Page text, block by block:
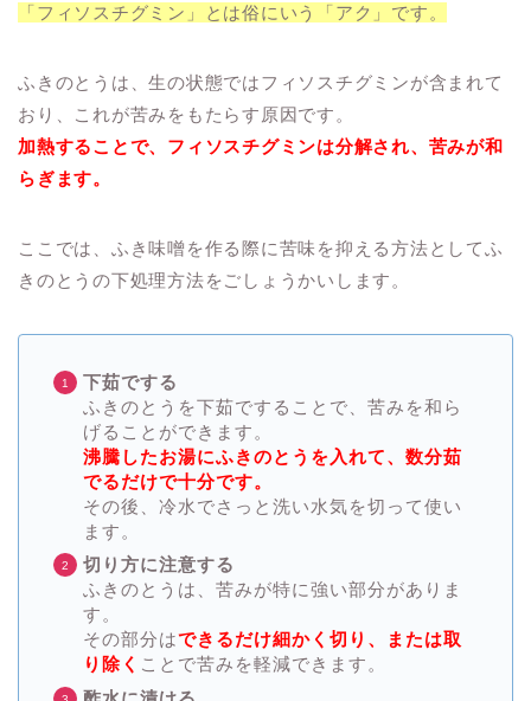
「フィソスチグミン」とは俗にいう「アク」です。
ふきのとうは、生の状態ではフィソスチグミンが含まれて
おり、これが苦みをもたらす原因です。
加熱することで、フィソスチグミンは分解され、苦みが和
らぎます。
ここでは、ふき味噌を作る際に苦味を抑える方法としてふ
きのとうの下処理方法をごしょうかいします。
下茹でする
ふきのとうを下茹ですることで、苦みを和ら
げることができます。
沸騰したお湯にふきのとうを入れて、数分茹
でるだけで十分です。
その後、冷水でさっと洗い水気を切って使い
ます。
切り方に注意する
ふきのとうは、苦みが特に強い部分がありま
す。
その部分はできるだけ細かく切り、または取
り除く ことで苦みを軽減できます。